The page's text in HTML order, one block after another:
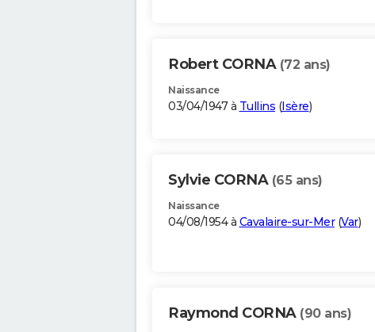
Robert CORNA (72 ans)
Naissance
03/04/1947 à Tullins (Isère)
Sylvie CORNA (65 ans)
Naissance
04/08/1954 à Cavalaire-sur-Mer(Var)
Raymond CORNA (90 ans)